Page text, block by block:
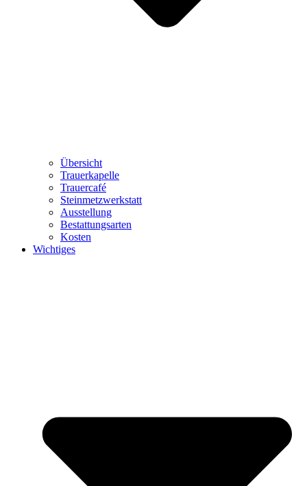
Übersicht
Trauerkapelle
Trauercafé
Steinmetzwerkstatt
Ausstellung
Bestattungsarten
Kosten
Wichtiges